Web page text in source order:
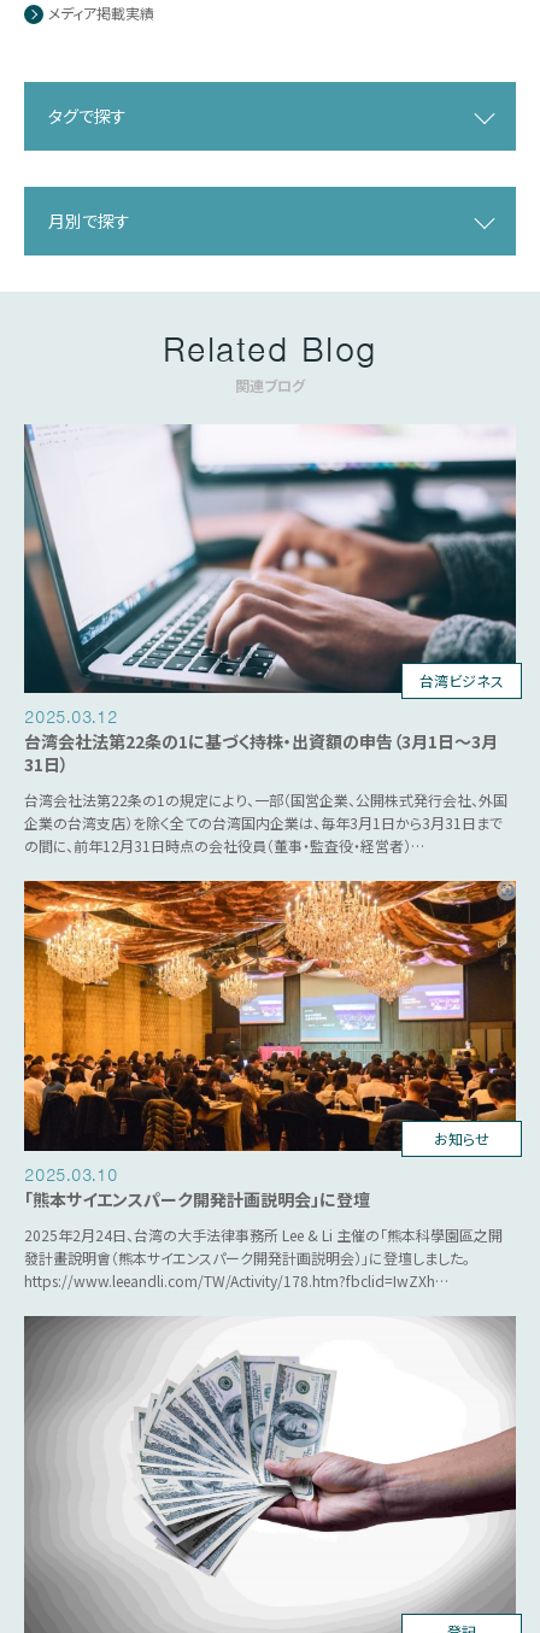
メディア掲載実績
タグで探す
月別で探す
Related Blog
関連ブログ
台湾ビジネス
2025.03.12
台湾会社法第22条の1に基づく持株・出資額の申告（3月1日～3月
31日）
台湾会社法第22条の1の規定により、一部（国営企業、公開株式発行会社、外国
企業の台湾支店）を除く全ての台湾国内企業は、毎年3月1日から3月31日まで
の間に、前年12月31日時点の会社役員（董事・監査役・経営者）…
台湾ビジネス
お知らせ
2025.03.10
「熊本サイエンスパーク開発計画説明会」に登壇
2025年2月24日、台湾の大手法律事務所 Lee & Li 主催の「熊本科學園區之開
發計畫說明會（熊本サイエンスパーク開発計画説明会）」に登壇しました。
https://www.leeandli.com/TW/Activity/178.htm?fbclid=IwZXh…